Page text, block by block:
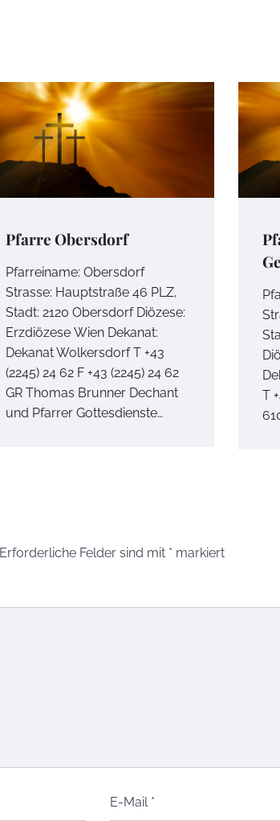
Pfarre Obersdorf
Pfarreiname: Obersdorf
Strasse: Hauptstraße 46 PLZ,
Stadt: 2120 Obersdorf Diözese:
Erzdiözese Wien Dekanat:
Dekanat Wolkersdorf T +43
(2245) 24 62 F +43 (2245) 24 62
GR Thomas Brunner Dechant
und Pfarrer Gottesdienste…
T
Erforderliche Felder sind mit * markiert
E-Mail *